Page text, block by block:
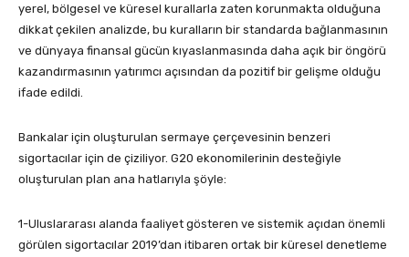
yerel, bölgesel ve küresel kurallarla zaten korunmakta olduğuna
dikkat çekilen analizde, bu kuralların bir standarda bağlanmasının
ve dünyaya finansal gücün kıyaslanmasında daha açık bir öngörü
kazandırmasının yatırımcı açısından da pozitif bir gelişme olduğu
ifade edildi.
Bankalar için oluşturulan sermaye çerçevesinin benzeri
sigortacılar için de çiziliyor. G20 ekonomilerinin desteğiyle
oluşturulan plan ana hatlarıyla şöyle:
1-Uluslararası alanda faaliyet gösteren ve sistemik açıdan önemli
görülen sigortacılar 2019’dan itibaren ortak bir küresel denetleme